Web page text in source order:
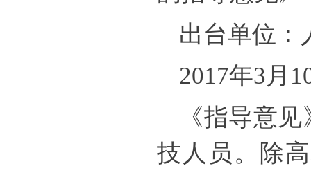
出台单位：
2017年3月
《指导意
技人员。除